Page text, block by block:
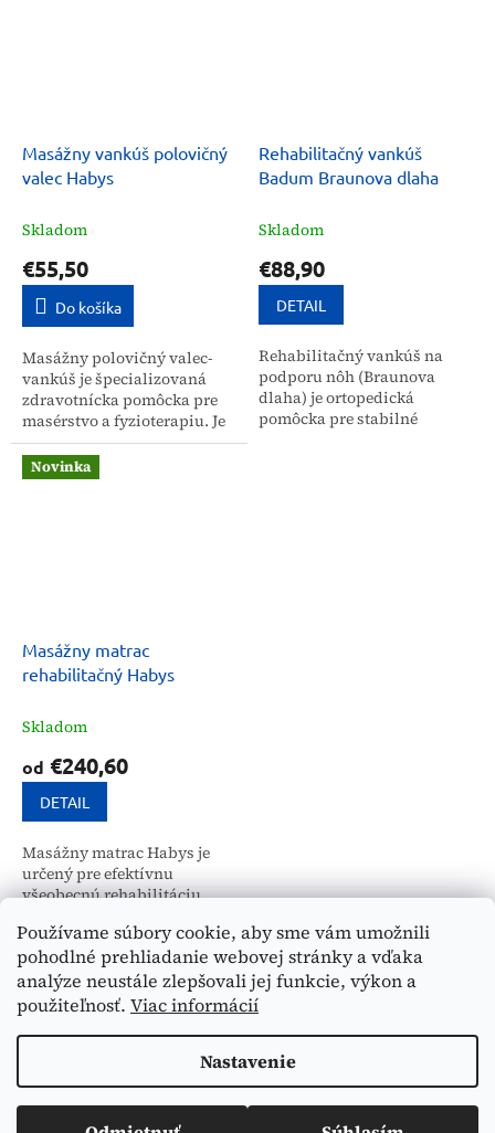
Používame súbory cookie, aby sme vám umožnili
pohodlné prehliadanie webovej stránky a vďaka
analýze neustále zlepšovali jej funkcie, výkon a
použiteľnosť. Viac informácií
Nastavenie
Masážny vankúš polovičný
valec Habys
Skladom
€55,50
Do košíka
Masážny polovičný valec-
vankúš je špecializovaná
zdravotnícka pomôcka pre
masérstvo a fyzioterapiu. Je
určený pre širokú verejnosť
aj zdravotníckych
profesionálov. Podporuje...
Rehabilitačný vankúš
Badum Braunova dlaha
Skladom
€88,90
DETAIL
Rehabilitačný vankúš na
podporu nôh (Braunova
dlaha) je ortopedická
pomôcka pre stabilné
Novinka
Masážny matrac
rehabilitačný Habys
Skladom
od €240,60
DETAIL
Masážny matrac Habys je
určený pre efektívnu
všeobecnú rehabilitáciu,
špecifické masáže. Vďaka
rôznym veľkostiam a
medicínskej certifikácii je
ideálny pre...
O
v
l
á
d
a
c
9položiek celkom
Vytvoril Shoptet